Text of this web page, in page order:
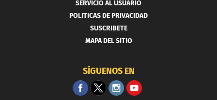
SERVICIO AL USUARIO
POLITICAS DE PRIVACIDAD
SUSCRIBETE
MAPA DEL SITIO
SÍGUENOS EN